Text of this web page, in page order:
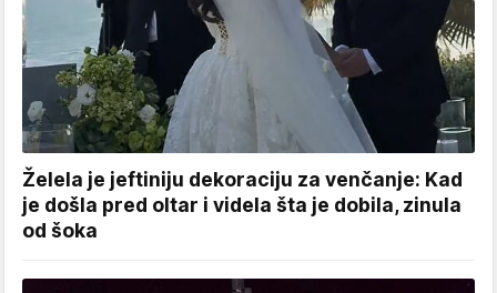
Želela je jeftiniju dekoraciju za venčanje: Kad
je došla pred oltar i videla šta je dobila, zinula
od šoka